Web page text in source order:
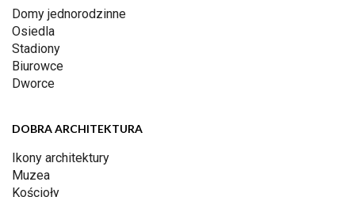
Domy jednorodzinne
Osiedla
Stadiony
Biurowce
Dworce
DOBRA ARCHITEKTURA
Ikony architektury
Muzea
Kościoły